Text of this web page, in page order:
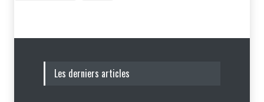
Les derniers articles